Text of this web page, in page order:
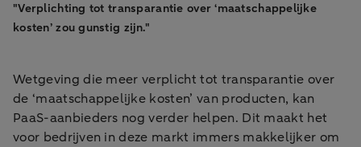
"Verplichting tot transparantie over ‘maatschappelijke
kosten’ zou gunstig zijn."
Wetgeving die meer verplicht tot transparantie over
de ‘maatschappelijke kosten’ van producten, kan
PaaS-aanbieders nog verder helpen. Dit maakt het
voor bedrijven in deze markt immers makkelijker om